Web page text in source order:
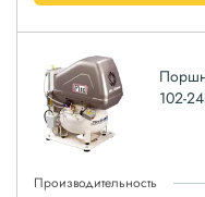
102-
Производительность